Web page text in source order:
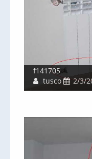
f141705
tusco
2/3/